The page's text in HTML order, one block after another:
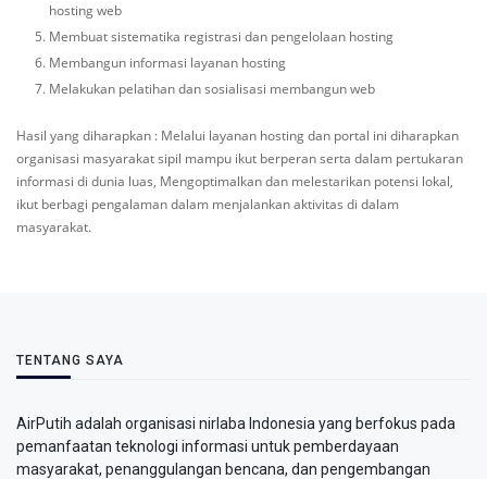
hosting web
Membuat sistematika registrasi dan pengelolaan hosting
Membangun informasi layanan hosting
Melakukan pelatihan dan sosialisasi membangun web
Hasil yang diharapkan : Melalui layanan hosting dan portal ini diharapkan
organisasi masyarakat sipil mampu ikut berperan serta dalam pertukaran
informasi di dunia luas, Mengoptimalkan dan melestarikan potensi lokal,
ikut berbagi pengalaman dalam menjalankan aktivitas di dalam
masyarakat.
TENTANG SAYA
AirPutih adalah organisasi nirlaba Indonesia yang berfokus pada
pemanfaatan teknologi informasi untuk pemberdayaan
masyarakat, penanggulangan bencana, dan pengembangan